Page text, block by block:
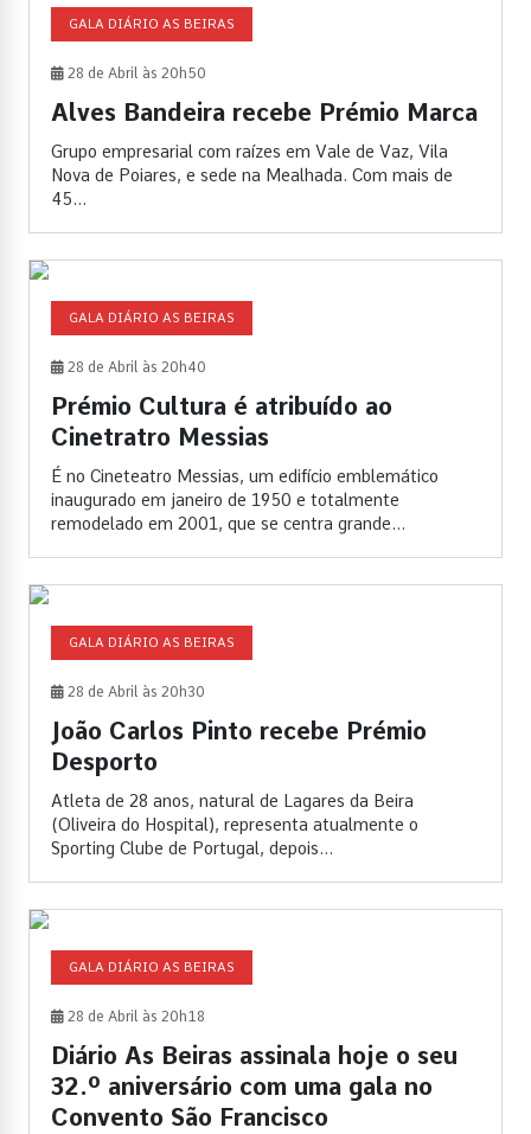
GALA DIÁRIO AS BEIRAS
28 de Abril às 20h50
Alves Bandeira recebe Prémio Marca
Grupo empresarial com raízes em Vale de Vaz, Vila
Nova de Poiares, e sede na Mealhada. Com mais de
45...
GALA DIÁRIO AS BEIRAS
28 de Abril às 20h40
Prémio Cultura é atribuído ao
Cinetratro Messias
É no Cineteatro Messias, um edifício emblemático
inaugurado em janeiro de 1950 e totalmente
remodelado em 2001, que se centra grande...
GALA DIÁRIO AS BEIRAS
28 de Abril às 20h30
João Carlos Pinto recebe Prémio
Desporto
Atleta de 28 anos, natural de Lagares da Beira
(Oliveira do Hospital), representa atualmente o
Sporting Clube de Portugal, depois...
GALA DIÁRIO AS BEIRAS
28 de Abril às 20h18
Diário As Beiras assinala hoje o seu
32.º aniversário com uma gala no
Convento São Francisco